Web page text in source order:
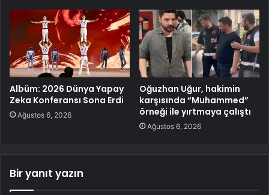
Albüm: 2026 Dünya Yapay
Zeka Konferansı Sona Erdi
Ağustos 6, 2026
Oğuzhan Uğur, hakimin
karşısında “Muhammed”
örneği ile yırtmaya çalıştı
Ağustos 6, 2026
Bir yanıt yazın